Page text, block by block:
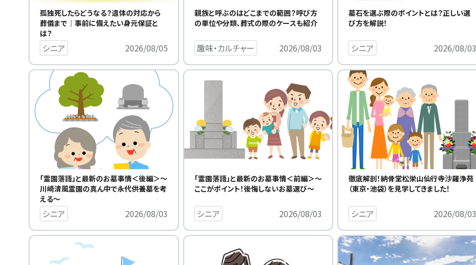
孤独死したらどうなる？遺体の対応から
葬儀まで｜事前に備えたい身元保証と
は？
シニア 2026/08/05
親族と呼ぶのはどこまでの範囲？呼び方
の単位や分類、葬式の際のケースも紹介
趣味・カルチャー 2026/08/03
墓石を選ぶ際のポイントとは？正しい選
び方を解説！
シニア 2026/08/03
「霊園落語」と最新のお墓事情＜後編＞～
川崎清風霊園の真ん中で永代供養墓を考
える～
シニア 2026/08/03
「霊園落語」と最新のお墓事情＜前編＞～
ここがポイント！後悔しないお墓選び～
シニア 2026/08/03
徹底解剖！納骨堂松栄山仙行寺沙羅浄苑
（東京・池袋）を見学してきました！
シニア 2026/08/03